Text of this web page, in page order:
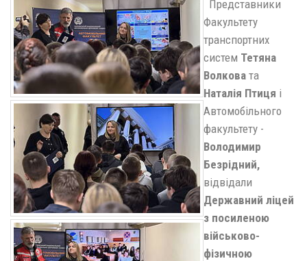
Представники
Факультету
транспортних
систем Тетяна
Волкова та
Наталія Птиця і
Автомобільного
факультету -
Володимир
Безрідний,
відвідали
Державний ліцей
з посиленою
військово-
фізичною